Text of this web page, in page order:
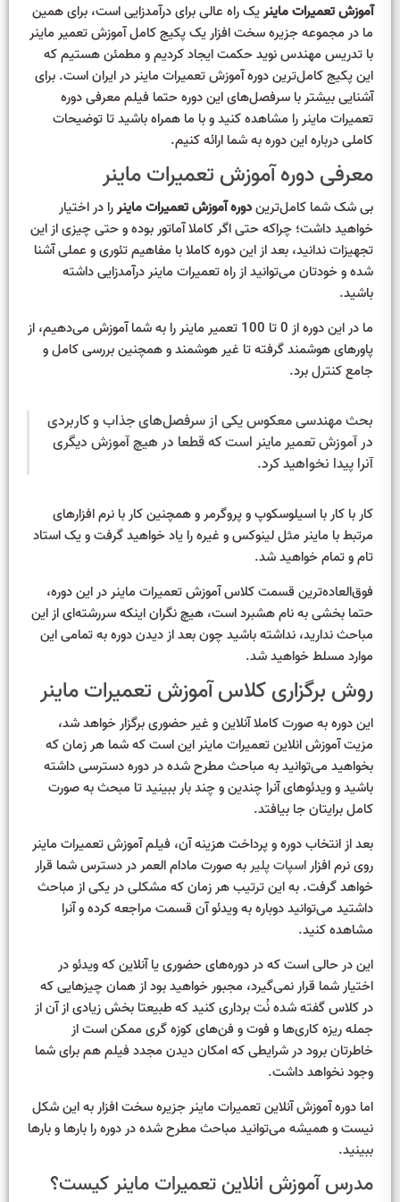
آموزش تعمیرات ماینریک راه عالی برای درآمدزایی است، برای همین
ما در مجموعه جزیره سخت افزار یک پکیج کاملآموزش تعمیر ماینر
با تدریس مهندس نوید حکمت ایجاد کردیم و مطمئن هستیم که
این پکیج کامل‌ترین دوره آموزش تعمیرات ماینر در ایران است. برای
آشنایی بیشتر با سرفصل‌های این دوره حتما فیلم معرفی دوره
تعمیرات ماینررا مشاهده کنید و با ما همراه باشید تا توضیحات
کاملی درباره این دوره به شما ارائه کنیم.
معرفی دوره آموزش تعمیرات ماینر
بی شک شما کامل‌تریندوره آموزش تعمیرات ماینررا در اختیار
خواهید داشت؛ چراکه حتی اگر کاملا آماتور بوده و حتی چیزی از این
تجهیزات ندانید، بعد از این دوره کاملا با مفاهیم تئوری و عملی آشنا
شده و خودتان می‌توانید از راه تعمیرات ماینر درآمدزایی داشته
باشید.
ما در این دوره از 0 تا 100 تعمیر ماینر را به شما آموزش می‌دهیم، از
پاورهای هوشمند گرفته تا غیر هوشمند و همچنین بررسی کامل و
جامع کنترل برد.
بحث مهندسی معکوس یکی از سرفصل‌های جذاب و کاربردی
در آموزش تعمیر ماینر است که قطعا در هیچ آموزش دیگری
آنرا پیدا نخواهید کرد.
کار با کار با اسیلوسکوپ و پروگرمر و همچنین کار با نرم افزارهای
مرتبط با ماینر مثل لینوکس و غیره را یاد خواهید گرفت و یک استاد
تام و تمام خواهید شد.
فوق‌العاده‌ترین قسمت کلاس آموزش تعمیرات ماینر در این دوره،
حتما بخشی به نام هشبرد است، هیچ نگران اینکه سررشته‌ای از این
مباحث ندارید، نداشته باشید چون بعد از دیدن دوره به تمامی این
موارد مسلط خواهید شد.
روش برگزاری کلاس آموزش تعمیرات ماینر
این دوره به صورت کاملا آنلاین و غیر حضوری برگزار خواهد شد،
مزیت آموزش انلاین تعمیرات ماینر این است که شما هر زمان که
بخواهید می‌توانید به مباحث مطرح شده در دوره دسترسی داشته
باشید و ویدئوهای آنرا چندین و چند بار ببینید تا مبحث به صورت
کامل برایتان جا بیافتد.
بعد از انتخاب دوره و پرداخت هزینه آن، فیلم آموزش تعمیرات ماینر
روی نرم افزاراسپات پلیربه صورت مادام العمر در دسترس شما قرار
خواهد گرفت. به این ترتیب هر زمان که مشکلی در یکی از مباحث
داشتید می‌توانید دوباره به ویدئو آن قسمت مراجعه کرده و آنرا
مشاهده کنید.
این در حالی است که در دوره‌های حضوری یا آنلاین که ویدئو در
اختیار شما قرار نمی‌گیرد، مجبور خواهید بود از همان چیزهایی که
در کلاس گفته شده نُت برداری کنید که طبیعتا بخش زیادی از آن از
جمله ریزه کاری‌ها و فوت و فن‌های کوزه گری ممکن است از
خاطرتان برود در شرایطی که امکان دیدن مجدد فیلم هم برای شما
وجود نخواهد داشت.
اما دوره آموزش آنلاین تعمیرات ماینر جزیره سخت افزار به این شکل
نیست و همیشه می‌توانید مباحث مطرح شده در دوره را بارها و بارها
ببینید.
مدرس آموزش انلاین تعمیرات ماینر کیست؟